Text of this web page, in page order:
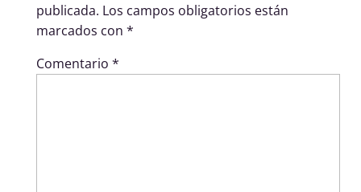
publicada. Los campos obligatorios están
marcados con *
Comentario *